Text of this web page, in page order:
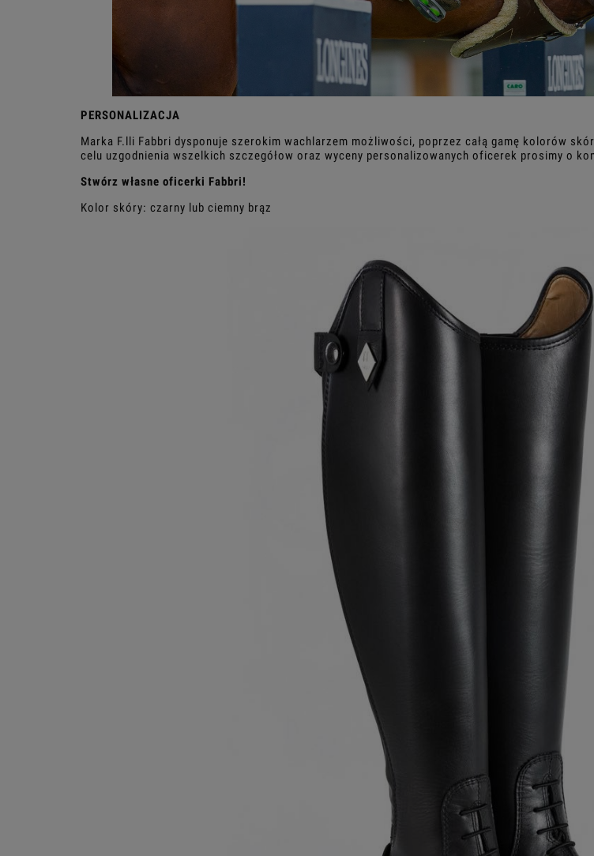
PERSONALIZACJA
Marka F.lli Fabbri dysponuje szerokim wachlarzem możliwości, poprzez całą gamę kolorów
celu uzgodnienia wszelkich szczegółow oraz wyceny personalizowanych oficerek prosimy o
Stwórz własne oficerki Fabbri!
Kolor skóry: czarny lub ciemny brąz